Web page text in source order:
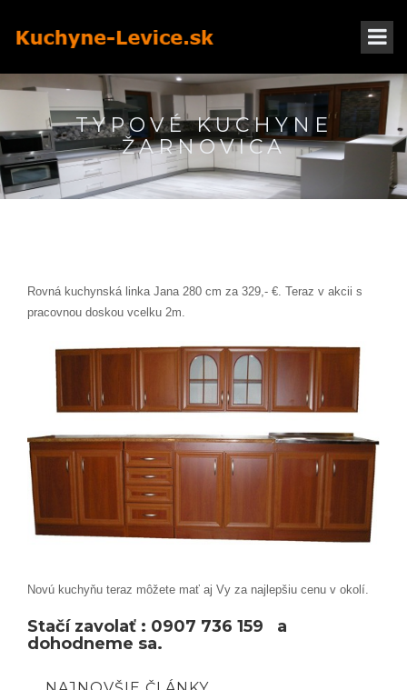
TYPOVÉ KUCHYNE
ŽARNOVICA
Rovná kuchynská linka Jana 280 cm za 329,- €. Teraz v akcii s
pracovnou doskou vcelku 2m.
Novú kuchyňu teraz môžete mať aj Vy za najlepšiu cenu v okolí.
Stačí zavolať : 0907 736 159 a
dohodneme sa.